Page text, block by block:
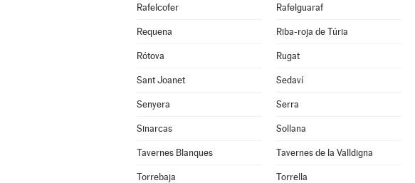
Rafelcofer Rafelguaraf
Requena Riba-roja de Túria
Rótova Rugat
Sant Joanet Sedaví
Senyera Serra
Sinarcas Sollana
Tavernes Blanques Tavernes de la Valldigna
Torrebaja Torrella